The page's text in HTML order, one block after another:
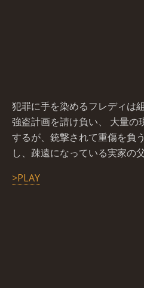
犯罪に手を染めるフレディは
強盗計画を請け負い、 大量の
するが、銃撃されて重傷を負
し、疎遠になっている実家の
>PLAY